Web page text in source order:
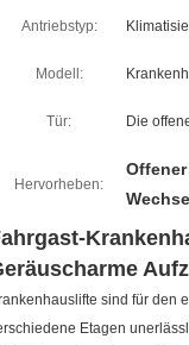
Antriebstyp:
Modell:
Tür: Die
Hervorheben:
sind für den
Etagen